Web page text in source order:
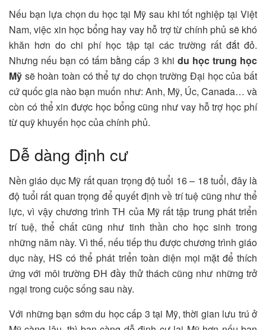
Nếu bạn lựa chọn du học tại Mỹ sau khi tốt nghiệp tại Việt
Nam, việc xin học bổng hay vay hỗ trợ từ chính phủ sẽ khó
khăn hơn do chi phí học tập tại các trường rất đắt đỏ.
Nhưng nếu bạn có tấm bằng cấp 3 khi du học trung học
Mỹ sẽ hoàn toàn có thể tự do chọn trường Đại học của bất
cứ quốc gia nào bạn muốn như: Anh, Mỹ, Úc, Canada… và
còn có thể xin được học bổng cũng như vay hỗ trợ học phí
từ quỹ khuyến học của chính phủ.
Dễ dàng định cư
Nền giáo dục Mỹ rất quan trọng độ tuổi 16 – 18 tuổi, đây là
độ tuổi rất quan trọng để quyết định về trí tuệ cũng như thể
lực, vì vậy chương trình TH của Mỹ rất tập trung phát triển
trí tuệ, thể chất cũng như tinh thần cho học sinh trong
những năm này. Vì thế, nếu tiếp thu được chương trình giáo
dục này, HS có thể phát triển toàn diện mọi mặt để thích
ứng với môi trường ĐH đầy thử thách cũng như những trở
ngại trong cuộc sống sau này.
Với những bạn sớm du học cấp 3 tại Mỹ, thời gian lưu trú ở